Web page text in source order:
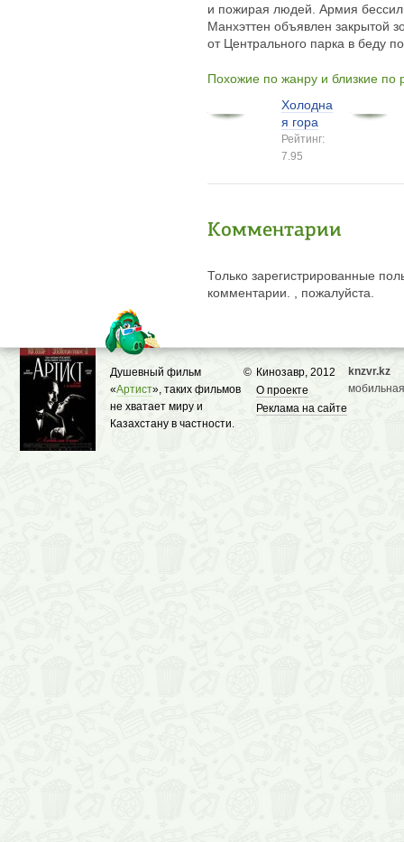
и пожирая людей. Армия
Манхэттен объявлен закрытой
от Центрального парка в беду
Похожие по жанру и близкие по
Холодна
я гора
Рейтинг:
7.95
Комментарии
Только зарегистрированные
комментарии. , пожалуйста.
© Кинозавр, 2012
О проекте
Реклама на сайте
Душевный фильм
«Артист», таких фильмов
не хватает миру и
Казахстану в частности.
knzvr.kz